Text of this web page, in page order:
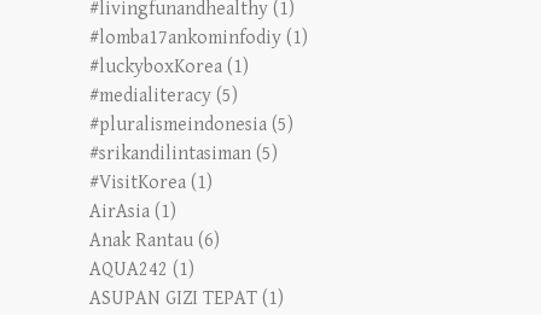
#livingfunandhealthy (1)
#lomba17ankominfodiy (1)
#luckyboxKorea (1)
#medialiteracy (5)
#pluralismeindonesia (5)
#srikandilintasiman (5)
#VisitKorea (1)
AirAsia (1)
Anak Rantau (6)
AQUA242 (1)
ASUPAN GIZI TEPAT (1)